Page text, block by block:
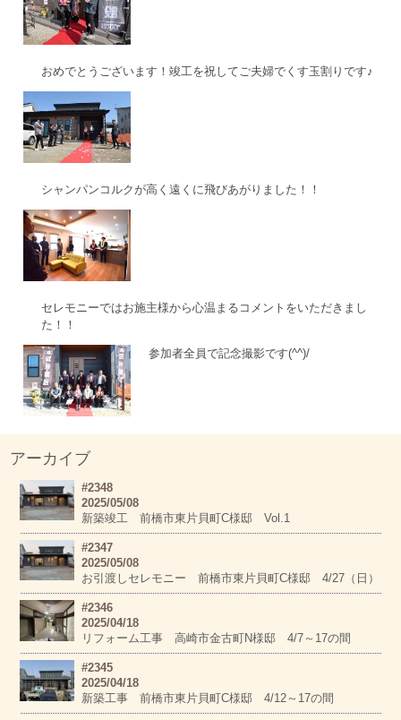
おめでとうございます！竣工を祝してご夫婦でくす玉割りです♪
シャンパンコルクが高く遠くに飛びあがりました！！
セレモニーではお施主様から心温まるコメントをいただきまし
た！！
参加者全員で記念撮影です(^^)/
アーカイブ
#2348
2025/05/08
新築竣工 前橋市東片貝町C様邸 Vol.1
#2347
2025/05/08
お引渡しセレモニー 前橋市東片貝町C様邸 4/27（日）
#2346
2025/04/18
リフォーム工事 高崎市金古町N様邸 4/7～17の間
#2345
2025/04/18
新築工事 前橋市東片貝町C様邸 4/12～17の間